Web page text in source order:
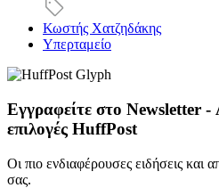
Κωστής Χατζηδάκης
Υπερταμείο
Εγγραφείτε στο Newsletter -
επιλογές HuffPost
Οι πιο ενδιαφέρουσες ειδήσεις και
σας.